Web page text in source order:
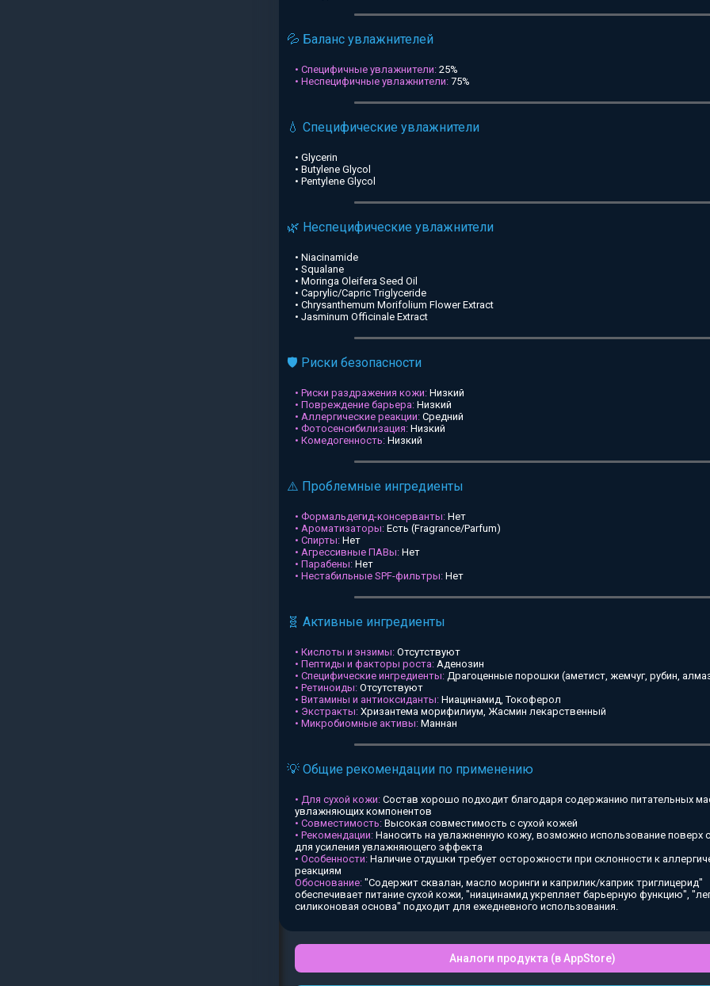
💦 Баланс увлажнителей
• Специфичные увлажнители: 25%
• Неспецифичные увлажнители: 75%
💧 Специфические увлажнители
• Glycerin
• Butylene Glycol
• Pentylene Glycol
🌿 Неспецифические увлажнители
• Niacinamide
• Squalane
• Moringa Oleifera Seed Oil
• Caprylic/Capric Triglyceride
• Chrysanthemum Morifolium Flower Extract
• Jasminum Officinale Extract
🛡️ Риски безопасности
• Риски раздражения кожи: Низкий
• Повреждение барьера: Низкий
• Аллергические реакции: Средний
• Фотосенсибилизация: Низкий
• Комедогенность: Низкий
⚠️ Проблемные ингредиенты
• Формальдегид-консерванты: Нет
• Ароматизаторы: Есть (Fragrance/Parfum)
• Спирты: Нет
• Агрессивные ПАВы: Нет
• Парабены: Нет
• Нестабильные SPF-фильтры: Нет
🧬 Активные ингредиенты
• Кислоты и энзимы: Отсутствуют
• Пептиды и факторы роста: Аденозин
• Специфические ингредиенты: Драгоценные порошки (аметист, жемчуг, рубин,
• Ретиноиды: Отсутствуют
• Витамины и антиоксиданты: Ниацинамид, Токоферол
• Экстракты: Хризантема морифилиум, Жасмин лекарственный
• Микробиомные активы: Маннан
💡 Общие рекомендации по применению
• Для сухой кожи: Состав хорошо подходит благодаря содержанию питательных
увлажняющих компонентов
• Совместимость: Высокая совместимость с сухой кожей
• Рекомендации: Наносить на увлажненную кожу, возможно использование поверх
для усиления увлажняющего эффекта
• Особенности: Наличие отдушки требует осторожности при склонности к
реакциям
Обоснование: "Содержит сквалан, масло моринги и каприлик/каприк триглицерид"
обеспечивает питание сухой кожи, "ниацинамид укрепляет барьерную функцию",
силиконовая основа" подходит для ежедневного использования.
Аналоги продукта (в AppStore)